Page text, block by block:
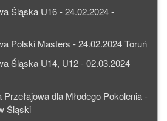
Śląska U16 - 24.02.2024 -
Polski Masters - 24.02.2024 Toruń
Śląska U14, U12 - 02.03.2024
dla Młodego Pokolenia -
Śląski